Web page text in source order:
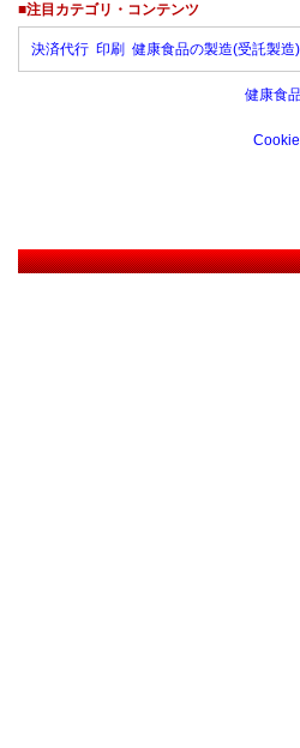
■注目カテゴリ・コンテンツ
決済代行 印刷 健康食品の製造(受託製造)
健康食